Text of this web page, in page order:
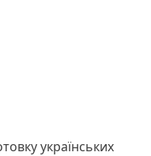
українських